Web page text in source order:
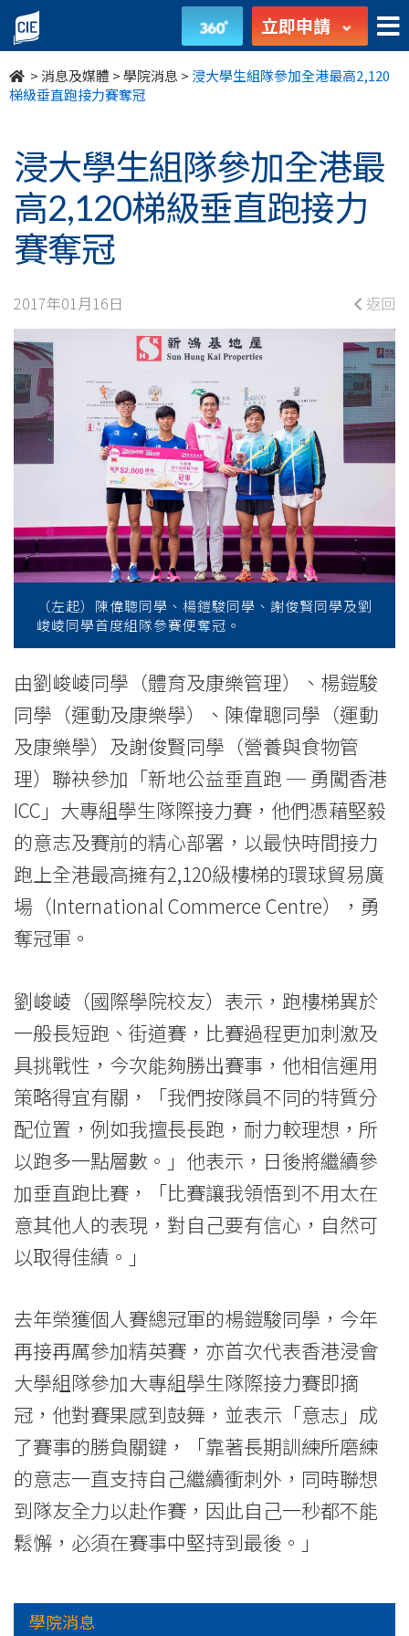
浸
大
學
組
隊
參
加
全
港
最
高
梯
級
直
跑
接
力
賽
奪
冠
學
院
消
息
國
際
學
院
香
港
浸
會
大
學
立即申請
>消息及媒體 >學院消息 > 浸大學生組隊參加全港最高2,120
梯級垂直跑接力賽奪冠
浸大學生組隊參加全港最
高2,120梯級垂直跑接力
賽奪冠
2017年01月16日 返回
（左起）陳偉聰同學、楊鎧駿同學、謝俊賢同學及劉
峻崚同學首度組隊參賽便奪冠。
由劉峻崚同學（體育及康樂管理）、楊鎧駿
同學（運動及康樂學）、陳偉聰同學（運動
及康樂學）及謝俊賢同學（營養與食物管
理）聯袂參加「新地公益垂直跑 ─ 勇闖香港
ICC」大專組學生隊際接力賽，他們憑藉堅毅
的意志及賽前的精心部署，以最快時間接力
跑上全港最高擁有2,120級樓梯的環球貿易廣
場（International Commerce Centre），勇
奪冠軍。
劉峻崚（國際學院校友）表示，跑樓梯異於
一般長短跑、街道賽，比賽過程更加刺激及
具挑戰性，今次能夠勝出賽事，他相信運用
策略得宜有關，「我們按隊員不同的特質分
配位置，例如我擅長長跑，耐力較理想，所
以跑多一點層數。」他表示，日後將繼續參
加垂直跑比賽，「比賽讓我領悟到不用太在
意其他人的表現，對自己要有信心，自然可
以取得佳績。」
去年榮獲個人賽總冠軍的楊鎧駿同學，今年
再接再厲參加精英賽，亦首次代表香港浸會
大學組隊參加大專組學生隊際接力賽即摘
冠，他對賽果感到鼓舞，並表示「意志」成
了賽事的勝負關鍵，「靠著長期訓練所磨練
的意志一直支持自己繼續衝刺外，同時聯想
到隊友全力以赴作賽，因此自己一秒都不能
鬆懈，必須在賽事中堅持到最後。」
學院消息